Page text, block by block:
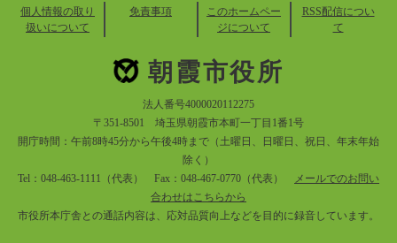
個人情報の取り
扱いについて
免責事項
このホームペー
ジについて
RSS配信につい
て
朝霞市役所
法人番号4000020112275
〒351-8501 埼玉県朝霞市本町一丁目1番1号
開庁時間：午前8時45分から午後4時まで（土曜日、日曜日、祝日、年末年始
除く）
Tel：048-463-1111（代表） Fax：048-467-0770（代表）
メールでのお問い
合わせはこちらから
市役所本庁舎との通話内容は、応対品質向上などを目的に録音しています。